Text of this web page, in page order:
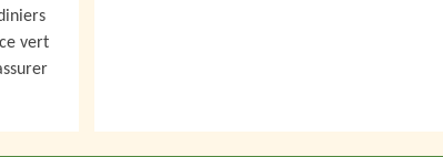
vert